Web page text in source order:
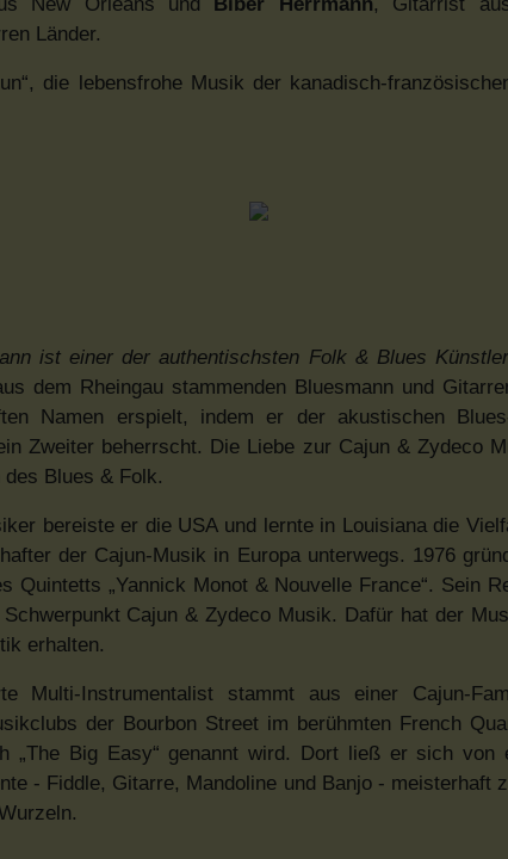
Länder.
die lebensfrohe Musik der kanadisch-
ist einer der authentischsten Folk & Blues
dem Rheingau stammenden Bluesmann und
Namen erspielt, indem er der akustischen
Zweiter beherrscht. Die Liebe zur Cajun & Zydeco
Blues & Folk.
bereiste er die USA und lernte in Louisiana die
der Cajun-Musik in Europa unterwegs. 1976
Quintetts „Yannick Monot & Nouvelle France“. Sein
Cajun & Zydeco Musik. Dafür hat der
erhalten.
Multi-Instrumentalist stammt aus einer Cajun-
der Bourbon Street im berühmten French
„The Big Easy“ genannt wird. Dort ließ er sich
- Fiddle, Gitarre, Mandoline und Banjo - meisterhaft